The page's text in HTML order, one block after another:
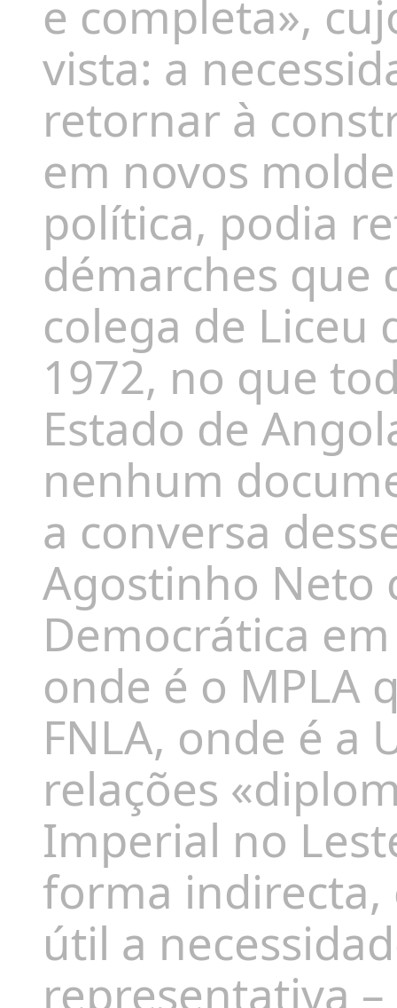
e completa»,
vista: a
retornar à
em novos
política, podia
démarches que
colega de
1972, no que
Estado de
nenhum
a conversa
Agostinho Neto
Democrática
onde é o MPLA
FNLA, onde é a
relações
Imperial no
forma indirecta,
útil a